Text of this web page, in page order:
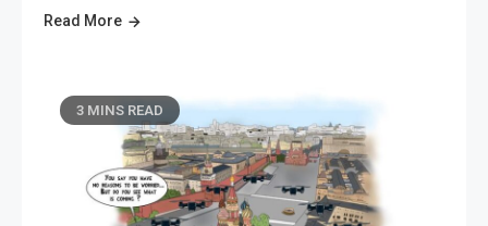
Read More
3 MINS READ